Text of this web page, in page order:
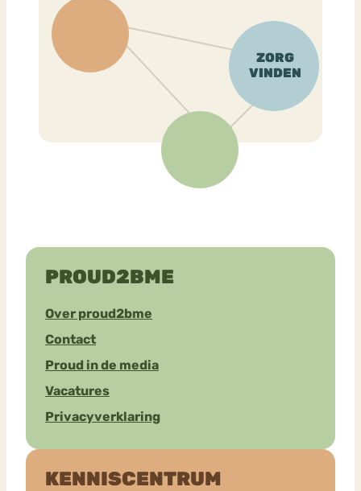
PROUD2BME
Over proud2bme
Contact
Proud in de media
Vacatures
Privacyverklaring
KENNISCENTRUM